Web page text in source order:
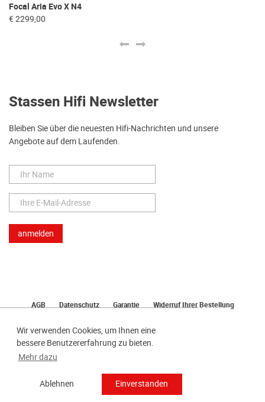
Wir verwenden Cookies, um Ihnen eine
bessere Benutzererfahrung zu bieten.
Mehr dazu
Ablehnen Einverstanden
Focal Aria Evo X N4
€ 2299,00
Stassen Hifi Newsletter
Bleiben Sie über die neuesten Hifi-Nachrichten und unsere
Angebote auf dem Laufenden.
AGB Datenschutz Garantie
Widerruf Ihrer Bestellung